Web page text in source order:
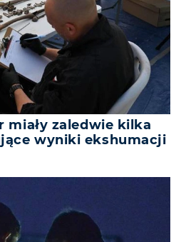
miały zaledwie kilka
wyniki ekshumacji